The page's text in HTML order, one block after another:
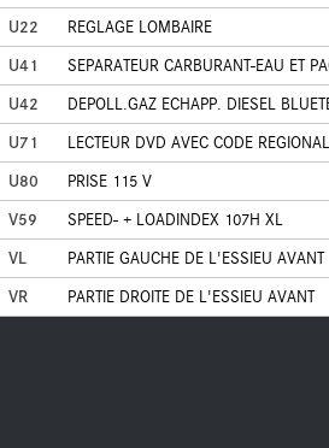
U22
REGLAGE LOMBAIRE
U41
SEPARATEUR CARBURANT-EAU ET
U42
DEPOLL.GAZ ECHAPP. DIESEL
U71
LECTEUR DVD AVEC CODE
U80
PRISE 115 V
V59
SPEED- + LOADINDEX 107H XL
VL
PARTIE GAUCHE DE L'ESSIEU AVANT
VR
PARTIE DROITE DE L'ESSIEU AVANT